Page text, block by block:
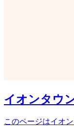
イオンタウ
このページはイオ